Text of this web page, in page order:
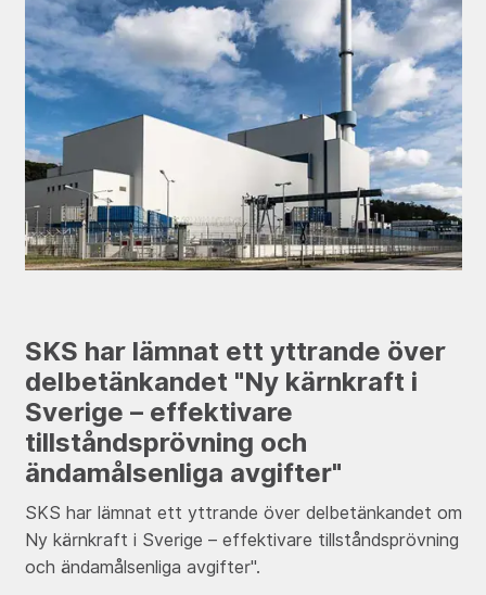
SKS har lämnat ett yttrande över
delbetänkandet "Ny kärnkraft i
Sverige – effektivare
tillståndsprövning och
ändamålsenliga avgifter"
SKS har lämnat ett yttrande över delbetänkandet om
Ny kärnkraft i Sverige – effektivare tillståndsprövning
och ändamålsenliga avgifter".